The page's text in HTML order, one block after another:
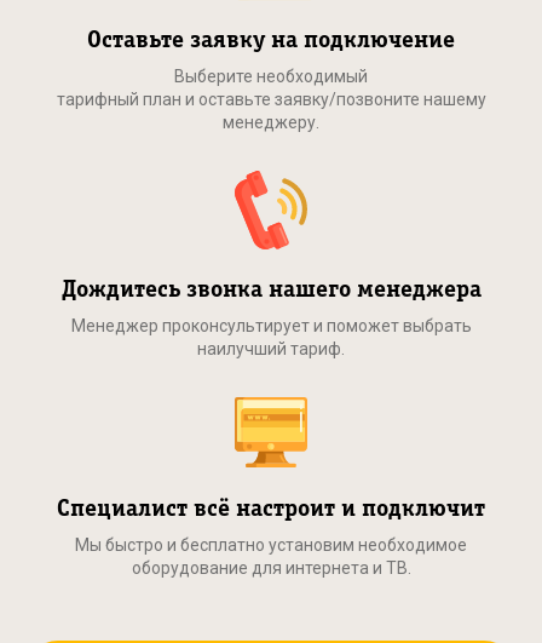
Оставьте заявку на подключение
Выберите необходимый
тарифный план и оставьте заявку/позвоните нашему
менеджеру.
Дождитесь звонка нашего менеджера
Менеджер проконсультирует и поможет выбрать
наилучший тариф.
Специалист всё настроит и подключит
Мы быстро и бесплатно установим необходимое
оборудование для интернета и ТВ.